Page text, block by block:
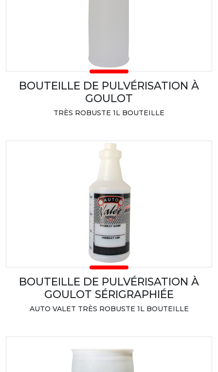
BOUTEILLE DE PULVÉRISATION À
GOULOT
TRÈS ROBUSTE 1L BOUTEILLE
BOUTEILLE DE PULVÉRISATION À
GOULOT SÉRIGRAPHIÉE
AUTO VALET TRÈS ROBUSTE 1L BOUTEILLE